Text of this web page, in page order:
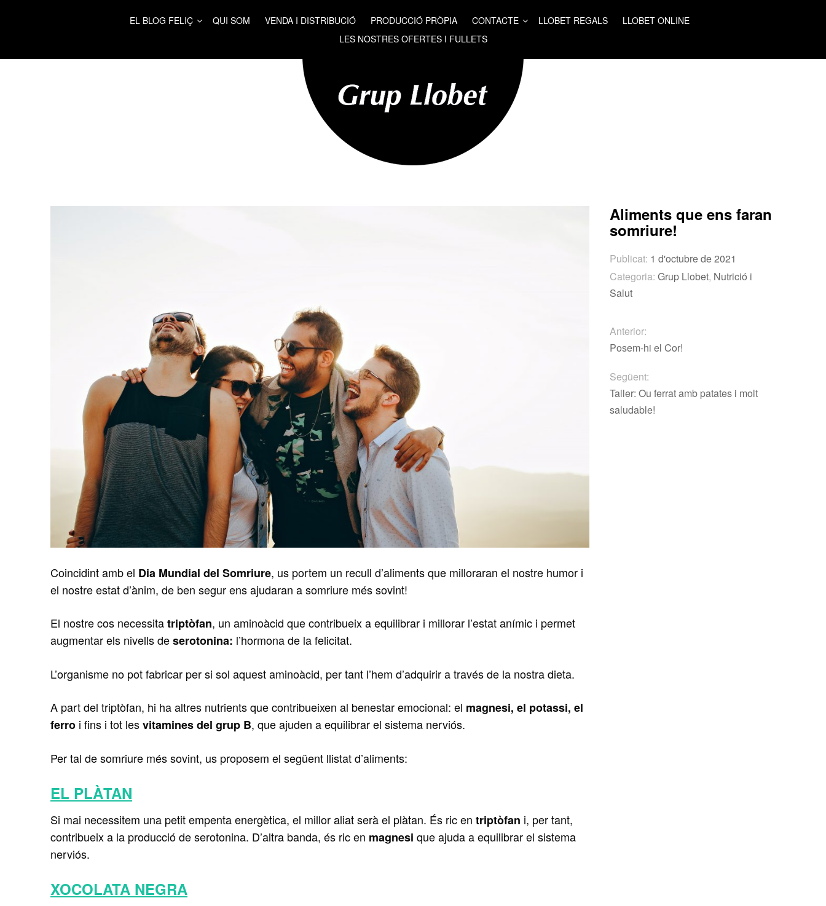
EL BLOG FELIÇ QUI SOM VENDA I DISTRIBUCIÓ PRODUCCIÓ PRÒPIA CONTACTE LLOBET REGALS
LLOBET ONLINE
LES NOSTRES OFERTES I FULLETS
Coincidint amb el Dia Mundial del Somriure, us portem un recull d’aliments que milloraran el nostre humor i
el nostre estat d’ànim, de ben segur ens ajudaran a somriure més sovint!
El nostre cos necessitatriptòfan, un aminoàcid que contribueix a equilibrar i millorar l’estat anímic i permet
augmentar els nivells deserotonina: l’hormona de la felicitat.
L’organisme no pot fabricar per si sol aquest aminoàcid, per tant l’hem d’adquirir a través de la nostra dieta.
A part del triptòfan, hi ha altres nutrients que contribueixen al benestar emocional: el magnesi, el potassi, el
ferro i fins i tot lesvitamines del grup B, que ajuden a equilibrar el sistema nerviós.
Per tal de somriure més sovint, us proposem el següent llistat d’aliments:
EL PLÀTAN
Si mai necessitem una petit empenta energètica, el millor aliat serà el plàtan. És ric en triptòfan i, per tant,
contribueix a la producció de serotonina. D’altra banda, és ric en magnesi que ajuda a equilibrar el sistema
nerviós.
XOCOLATA NEGRA
Aliments que ens faran
somriure!
Publicat: 1 d'octubre de 2021
Categoria:Grup Llobet, Nutrició i
Salut
Anterior:
Posem-hi el Cor!
Següent:
Taller: Ou ferrat amb patates i molt
saludable!